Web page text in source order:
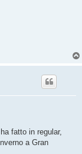
fatto in regular,
a Gran